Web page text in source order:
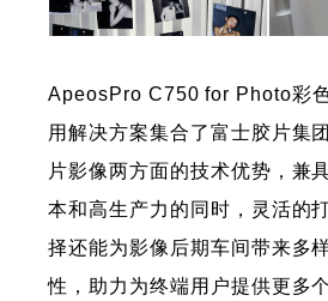
ApeosPro C750 for Photo彩
用解决方案集合了富士胶片集
片影像两方面的技术优势，兼
本和高生产力的同时，灵活的
择还能为影像后期车间带来多
性，助力为终端用户提供更多